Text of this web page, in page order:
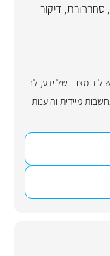
, סחרחורת, דיקור
מצויין של ידע, לב
מיידית והיענות